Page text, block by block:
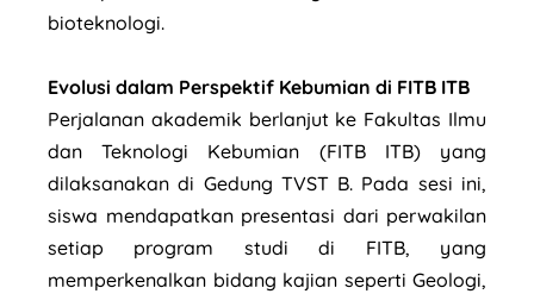
bioteknologi.
Evolusi dalam Perspektif Kebumian di FITB ITB
Perjalanan akademik berlanjut ke Fakultas Ilmu
dan Teknologi Kebumian (FITB ITB) yang
dilaksanakan di Gedung TVST B. Pada sesi ini,
siswa mendapatkan presentasi dari perwakilan
setiap program studi di FITB, yang
memperkenalkan bidang kajian seperti Geologi,